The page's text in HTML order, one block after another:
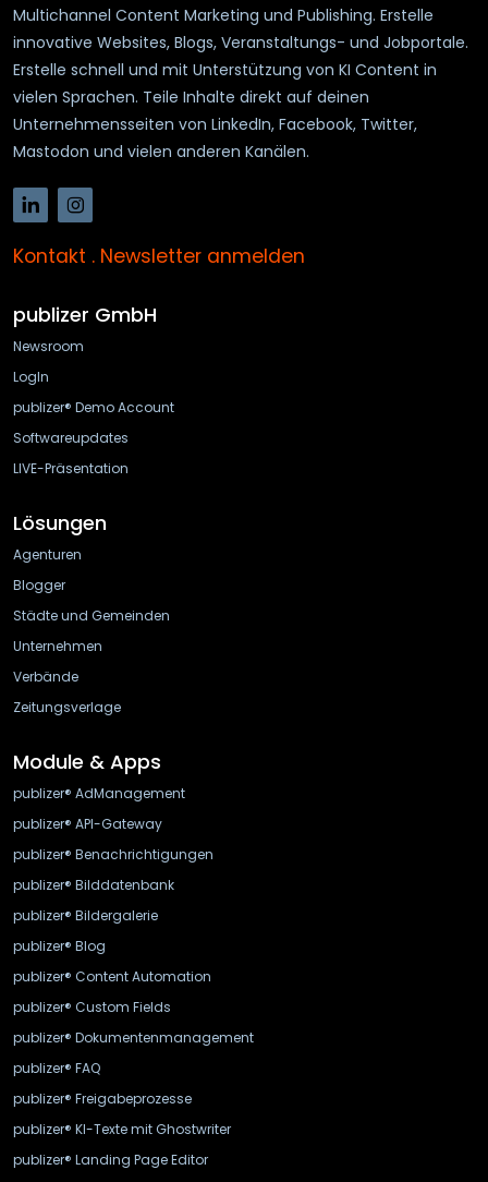
Multichannel Content Marketing und Publishing. Erstelle
innovative Websites, Blogs, Veranstaltungs- und Jobportale.
Erstelle schnell und mit Unterstützung von KI Content in
vielen Sprachen. Teile Inhalte direkt auf deinen
Unternehmensseiten von LinkedIn, Facebook, Twitter,
Mastodon und vielen anderen Kanälen.
Kontakt . Newsletter anmelden
publizer GmbH
Newsroom
LogIn
publizer® Demo Account
Softwareupdates
LIVE-Präsentation
Lösungen
Agenturen
Blogger
Städte und Gemeinden
Unternehmen
Verbände
Zeitungsverlage
Module & Apps
publizer® AdManagement
publizer® API-Gateway
publizer® Benachrichtigungen
publizer® Bilddatenbank
publizer® Bildergalerie
publizer® Blog
publizer® Content Automation
publizer® Custom Fields
publizer® Dokumentenmanagement
publizer® FAQ
publizer® Freigabeprozesse
publizer® KI-Texte mit Ghostwriter
publizer® Landing Page Editor